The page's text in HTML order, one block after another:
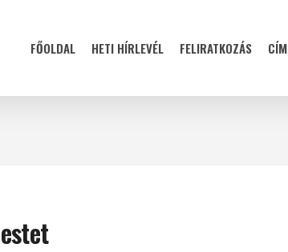
FŐOLDAL HETI HÍRLEVÉL FELIRATKOZÁS